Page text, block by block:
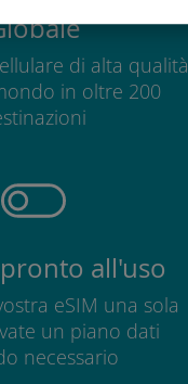
di alta qualità
in oltre 200
all'uso
eSIM una sola
un piano dati
necessario